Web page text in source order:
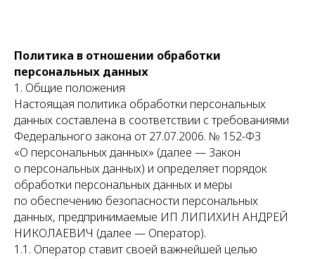
Политика в отношении обработки
персональных данных
1. Общие положения
Настоящая политика обработки персональных
данных составлена в соответствии с требованиями
Федерального закона от 27.07.2006. № 152-ФЗ
«О персональных данных» (далее — Закон
о персональных данных) и определяет порядок
обработки персональных данных и меры
по обеспечению безопасности персональных
данных, предпринимаемые ИП ЛИПИХИН АНДРЕЙ
НИКОЛАЕВИЧ (далее — Оператор).
1.1. Оператор ставит своей важнейшей целью